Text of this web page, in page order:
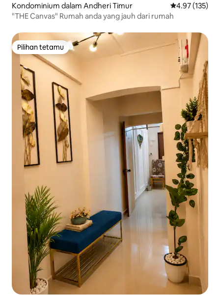
Kondominium dalam Andheri Timur Penarafan
4.97 (135)
"THE Canvas" Rumah anda yang jauh dari rumah
Pilihan tetamu
Pilihan tetamu